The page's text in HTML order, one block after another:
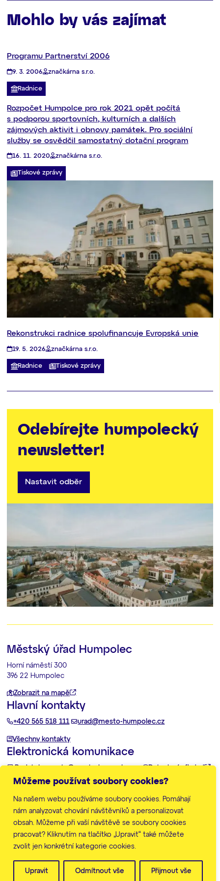
Můžeme používat soubory cookies?
Na našem webu používáme soubory cookies. Pomáhají
nám analyzovat chování návštěvníků a personalizovat
obsah. Můžeme při vaší návštěvě se soubory cookies
pracovat? Kliknutím na tlačítko „Upravit“ také můžete
zvolit jen konkrétní kategorie cookies.
Upravit Odmítnout vše Přijmout vše
Mohlo by vás zajímat
Programu Partnerství 2006
9. 3. 2006 značkárna s.r.o.
Radnice
Rozpočet Humpolce pro rok 2021 opět počítá
s podporou sportovních, kulturních a dalších
zájmových aktivit i obnovy památek. Pro sociální
služby se osvědčil samostatný dotační program
16. 11. 2020 značkárna s.r.o.
Tiskové zprávy
Rekonstrukci radnice spolufinancuje Evropská unie
19. 5. 2026 značkárna s.r.o.
Radnice Tiskové zprávy
Odebírejte humpolecký
newsletter!
Nastavit odběr
Městský úřad Humpolec
Horní náměstí 300
396 22 Humpolec
Zobrazit na mapě
Hlavní kontakty
+420 565 518 111 urad@mesto-humpolec.cz
Všechny kontakty
Elektronická komunikace
Další informace
Zpracování osobních údajů
Prohlášení o přístupnosti
Nastavení cookies
Web vytvořila
značkárna